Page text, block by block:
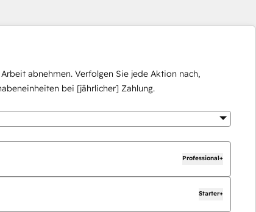
abnehmen. Verfolgen Sie jede Aktion nach,
bei [jährlicher] Zahlung.
Professional+
Starter+